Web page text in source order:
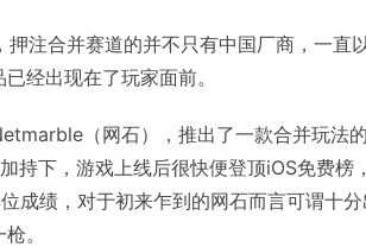
注合并赛道的并不只有中国厂商，一直
经出现在了玩家面前。
（网石），推出了一款合并玩法
持下，游戏上线后很快便登顶iOS免费
成绩，对于初来乍到的网石而言可谓十
。